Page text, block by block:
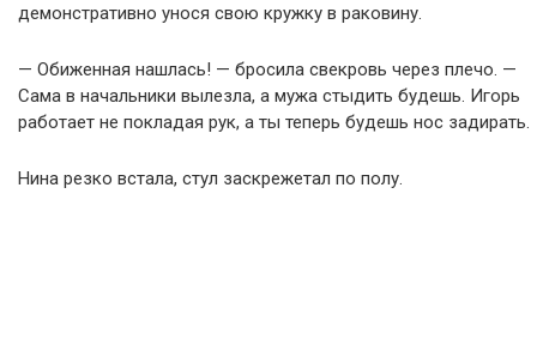
демонстративно унося свою кружку в раковину.
— Обиженная нашлась! — бросила свекровь через плечо. —
Сама в начальники вылезла, а мужа стыдить будешь. Игорь
работает не покладая рук, а ты теперь будешь нос задирать.
Нина резко встала, стул заскрежетал по полу.